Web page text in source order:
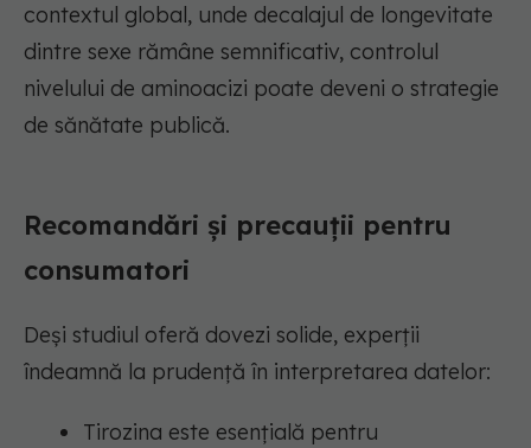
contextul global, unde decalajul de longevitate
dintre sexe rămâne semnificativ, controlul
nivelului de aminoacizi poate deveni o strategie
de sănătate publică.
Recomandări și precauții pentru
consumatori
Deși studiul oferă dovezi solide, experții
îndeamnă la prudență în interpretarea datelor:
Tirozina este esențială pentru